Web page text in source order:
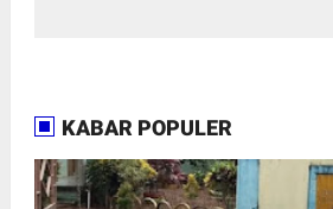
KABAR POPULER